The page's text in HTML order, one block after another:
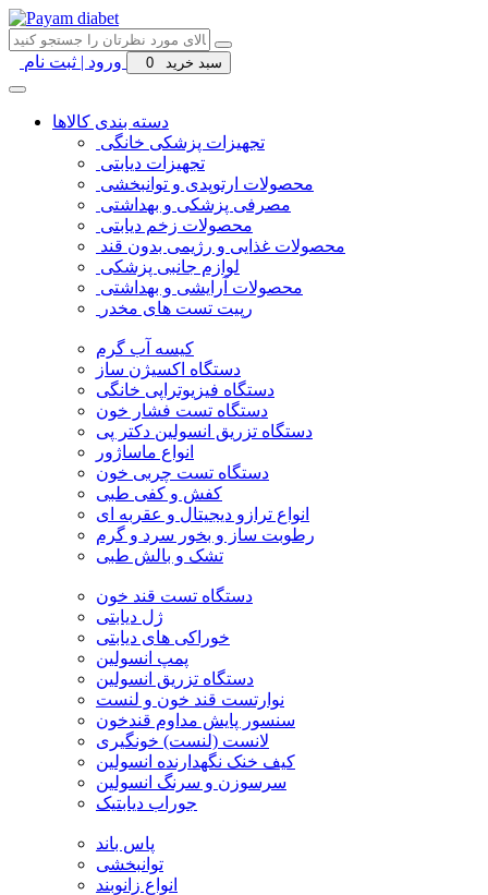
ورود | ثبت نام سبد خرید 0
دسته بندی کالاها
تجهیزات پزشکی خانگی
تجهیزات دیابتی
محصولات ارتوپدی و توانبخشی
مصرفی پزشکی و بهداشتی
محصولات زخم دیابتی
محصولات غذایی و رژیمی بدون قند
لوازم جانبی پزشکی
محصولات آرایشی و بهداشتی
رپیت تست های مخدر
کیسه آب گرم
دستگاه اکسیژن ساز
دستگاه فیزیوتراپی خانگی
دستگاه تست فشار خون
دستگاه تزریق انسولین دکتر پی
انواع ماساژور
دستگاه تست چربی خون
کفش و کفی طبی
انواع ترازو دیجیتال و عقربه ای
رطوبت ساز و بخور سرد و گرم
تشک و بالش طبی
دستگاه تست قند خون
ژل دیابتی
خوراکی های دیابتی
پمپ انسولین
دستگاه تزریق انسولین
نوارتست قند خون و لنست
سنسور پایش مداوم قندخون
لانست (لنست) خونگیری
کیف خنک نگهدارنده انسولین
سرسوزن و سرنگ انسولین
جوراب دیابتیک
پاس باند
توانبخشی
انواع زانوبند